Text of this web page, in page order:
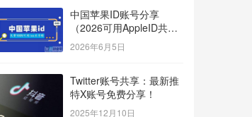
中国苹果ID账号分享
（2026可用AppleID共享
账号）
2026年6月5日
Twitter账号共享：最新推
特X账号免费分享！
2025年12月10日